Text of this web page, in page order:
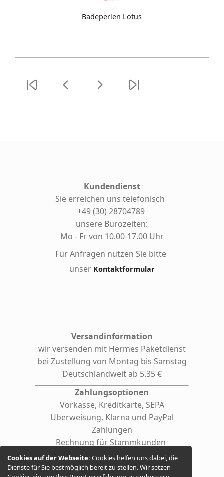
Cookies auf der Webseite:Cookies helfen uns dabei, die
Dienste für Sie bestmöglich bereit zu stellen. Wir setzen
Badeperlen Lotus
Kundendienst
Sie erreichen uns telefonisch
+49 (30) 28704789
unsere Bürozeiten:
Mo - Fr von 10.00-17.00 Uhr
Für Anfragen nutzen Sie bitte
unser Kontaktformular
Versandinformation
wir versenden mit Hermes Paketdienst
bei Zustellung von Montag bis Samstag
Deutschlandweit ab 5.35 €
Zahlungsoptionen
Vorkasse, Kreditkarte, SEPA
Überweisung, Klarna und PayPal
Zahlungen
Rechnung für Stammkunden
(auf Anfrage auch für Firmen /
behördliche Einrichtungen)